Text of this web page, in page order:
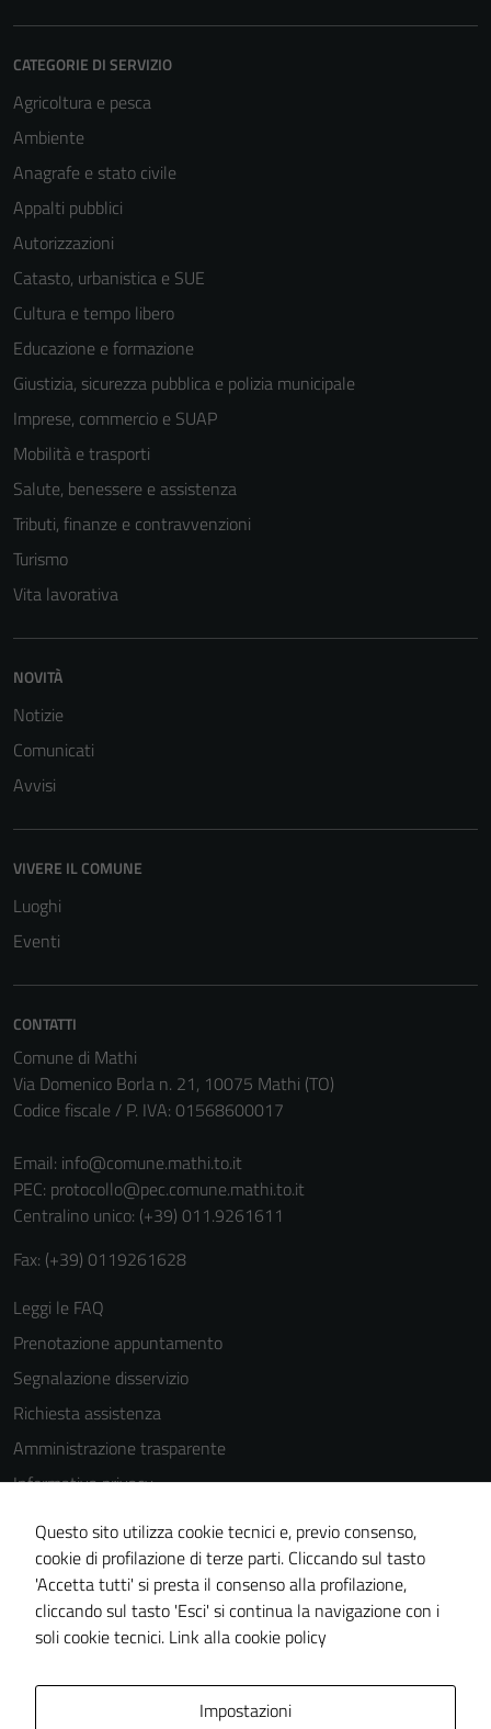
CATEGORIE DI SERVIZIO
Agricoltura e pesca
Ambiente
Anagrafe e stato civile
Appalti pubblici
Autorizzazioni
Catasto, urbanistica e SUE
Cultura e tempo libero
Educazione e formazione
Giustizia, sicurezza pubblica e polizia municipale
Imprese, commercio e SUAP
Mobilità e trasporti
Salute, benessere e assistenza
Tributi, finanze e contravvenzioni
Turismo
Vita lavorativa
NOVITÀ
Notizie
Comunicati
Avvisi
VIVERE IL COMUNE
Luoghi
Eventi
CONTATTI
Comune di Mathi
Via Domenico Borla n. 21, 10075 Mathi (TO)
Codice fiscale / P. IVA: 01568600017
Email: info@comune.mathi.to.it
PEC: protocollo@pec.comune.mathi.to.it
Centralino unico: (+39) 011.9261611
Fax: (+39) 0119261628
Leggi le FAQ
Prenotazione appuntamento
Segnalazione disservizio
Richiesta assistenza
Amministrazione trasparente
Informativa privacy
Cookie Policy
Note legali
Dichiarazione di accessibilità
Piano di miglioramento del sito
Questo sito utilizza cookie tecnici e, previo consenso,
cookie di profilazione di terze parti. Cliccando sul tasto
'Accetta tutti' si presta il consenso alla profilazione,
cliccando sul tasto 'Esci' si continua la navigazione con i
soli cookie tecnici. Link alla cookie policy
Impostazioni
possono